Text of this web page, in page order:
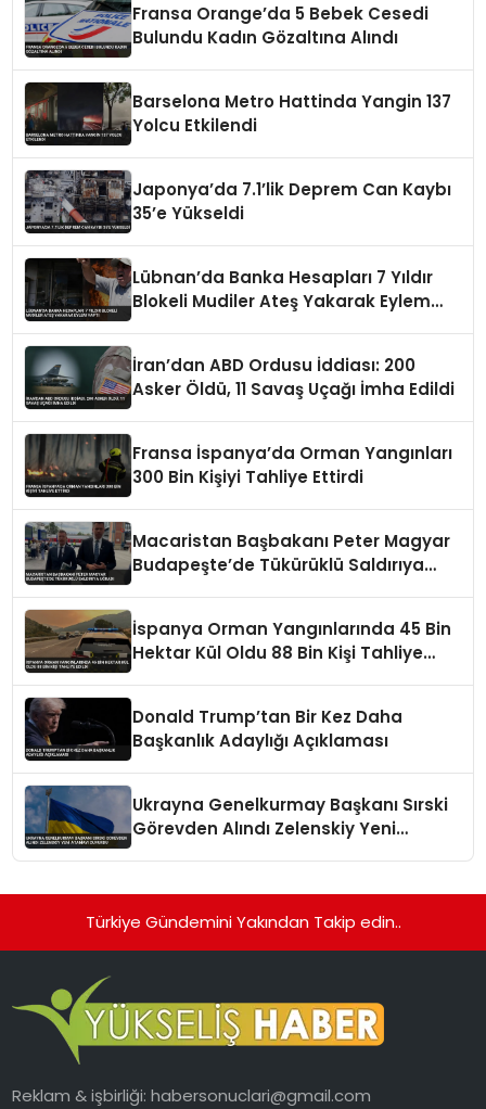
Fransa Orange’da 5 Bebek Cesedi
Bulundu Kadın Gözaltına Alındı
Barselona Metro Hattinda Yangin 137
Yolcu Etkilendi
Japonya’da 7.1’lik Deprem Can Kaybı
35’e Yükseldi
Lübnan’da Banka Hesapları 7 Yıldır
Blokeli Mudiler Ateş Yakarak Eylem
İran’dan ABD Ordusu İddiası: 200
Asker Öldü, 11 Savaş Uçağı İmha Edildi
Fransa İspanya’da Orman Yangınları
300 Bin Kişiyi Tahliye Ettirdi
Macaristan Başbakanı Peter Magyar
Budapeşte’de Tükürüklü Saldırıya
İspanya Orman Yangınlarında 45 Bin
Hektar Kül Oldu 88 Bin Kişi Tahliye
Donald Trump’tan Bir Kez Daha
Başkanlık Adaylığı Açıklaması
Ukrayna Genelkurmay Başkanı Sırski
Görevden Alındı Zelenskiy Yeni
Türkiye Gündemini Yakından Takip edin..
Reklam & işbirliği:habersonuclari@gmail.com